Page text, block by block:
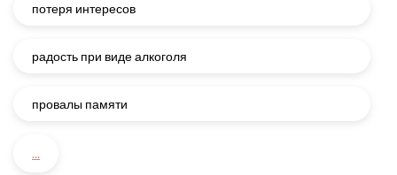
потеря интересов
радость при виде алкоголя
провалы памяти
...